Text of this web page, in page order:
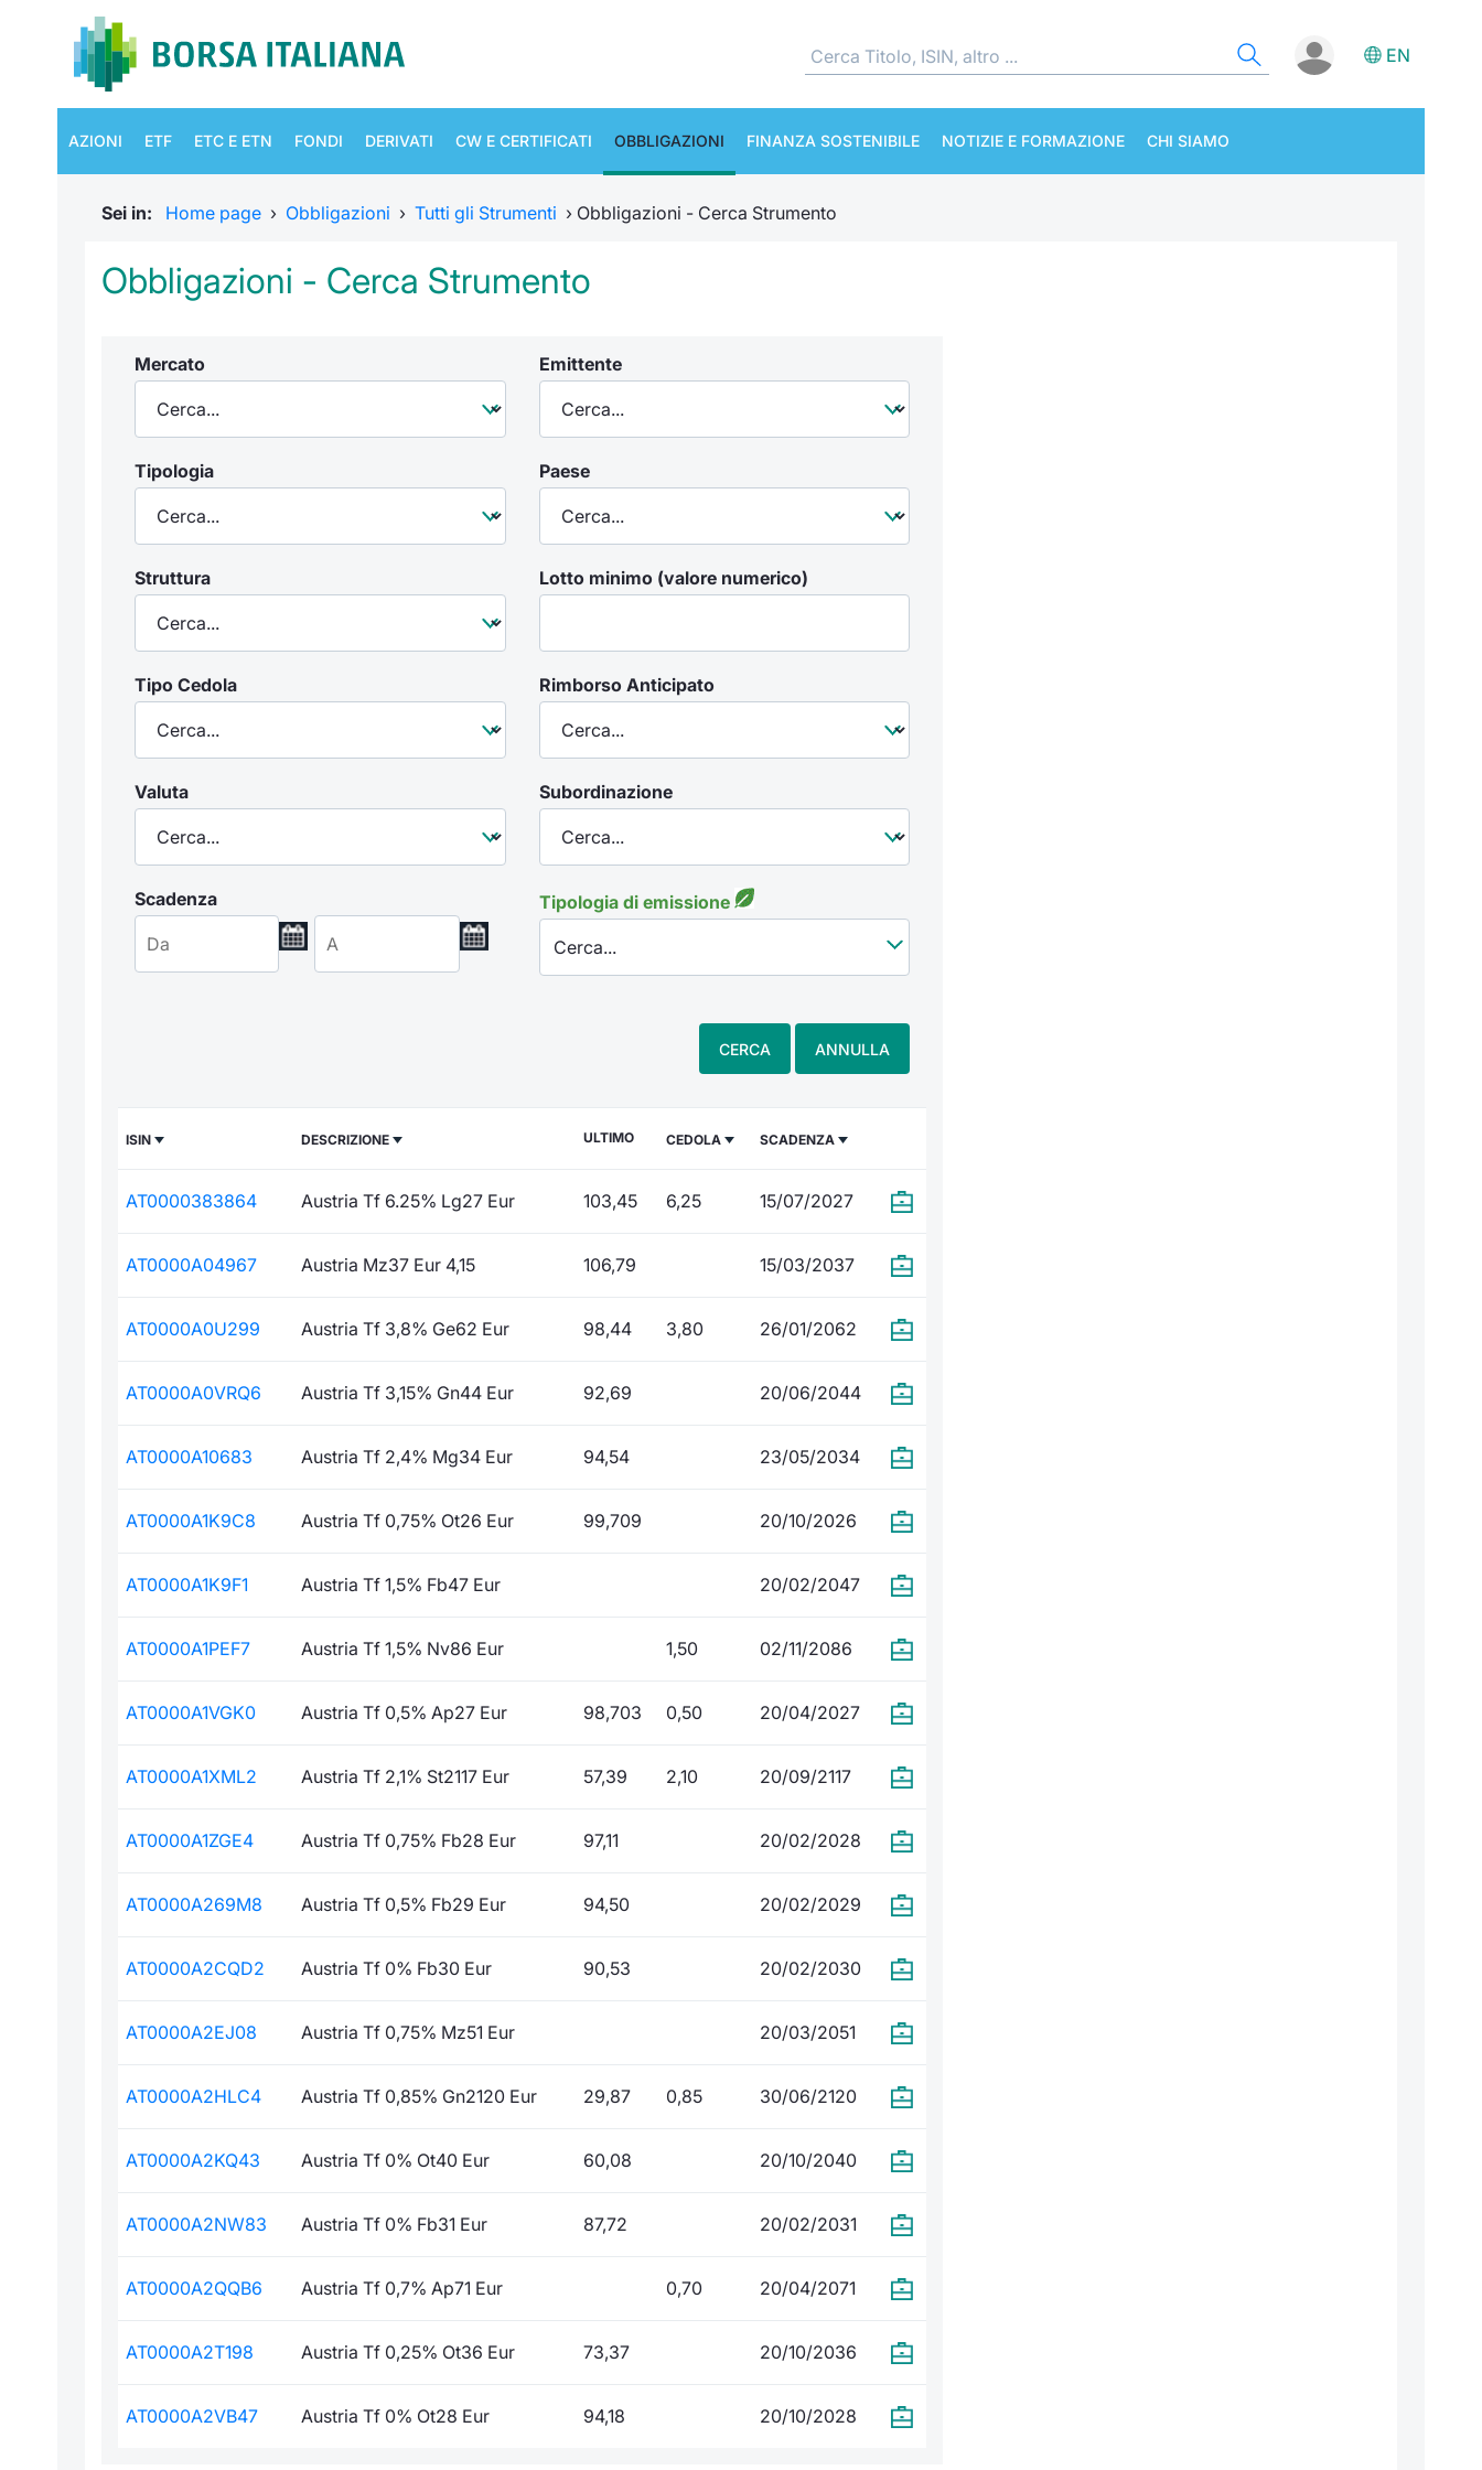
EN
AZIONI ETF ETC E ETN FONDI DERIVATI CW E CERTIFICATI OBBLIGAZIONI FINANZA SOSTENIBILE NOTIZIE E FORMAZIONE CHI SIAMO
Sei in: Home page › Obbligazioni › Tutti gli Strumenti › Obbligazioni - Cerca Strumento
Obbligazioni - Cerca Strumento
Mercato
Tipologia
Struttura
Tipo Cedola
Valuta
Scadenza
Emittente
Paese
Lotto minimo (valore numerico)
Rimborso Anticipato
Subordinazione
Tipologia di emissione
Cerca...
CERCA ANNULLA
ISIN DESCRIZIONE ULTIMO CEDOLA SCADENZA
AT0000383864 Austria Tf 6.25% Lg27 Eur 103,45 6,25 15/07/2027
AT0000A04967 Austria Mz37 Eur 4,15 106,79 15/03/2037
AT0000A0U299 Austria Tf 3,8% Ge62 Eur 98,44 3,80 26/01/2062
AT0000A0VRQ6 Austria Tf 3,15% Gn44 Eur 92,69 20/06/2044
AT0000A10683 Austria Tf 2,4% Mg34 Eur 94,54 23/05/2034
AT0000A1K9C8 Austria Tf 0,75% Ot26 Eur 99,709 20/10/2026
AT0000A1K9F1 Austria Tf 1,5% Fb47 Eur 20/02/2047
AT0000A1PEF7 Austria Tf 1,5% Nv86 Eur 1,50 02/11/2086
AT0000A1VGK0 Austria Tf 0,5% Ap27 Eur 98,703 0,50 20/04/2027
AT0000A1XML2 Austria Tf 2,1% St2117 Eur 57,39 2,10 20/09/2117
AT0000A1ZGE4 Austria Tf 0,75% Fb28 Eur 97,11 20/02/2028
AT0000A269M8 Austria Tf 0,5% Fb29 Eur 94,50 20/02/2029
AT0000A2CQD2 Austria Tf 0% Fb30 Eur 90,53 20/02/2030
AT0000A2EJ08 Austria Tf 0,75% Mz51 Eur 20/03/2051
AT0000A2HLC4 Austria Tf 0,85% Gn2120 Eur 29,87 0,85 30/06/2120
AT0000A2KQ43 Austria Tf 0% Ot40 Eur 60,08 20/10/2040
AT0000A2NW83 Austria Tf 0% Fb31 Eur 87,72 20/02/2031
AT0000A2QQB6 Austria Tf 0,7% Ap71 Eur 0,70 20/04/2071
AT0000A2T198 Austria Tf 0,25% Ot36 Eur 73,37 20/10/2036
AT0000A2VB47 Austria Tf 0% Ot28 Eur 94,18 20/10/2028